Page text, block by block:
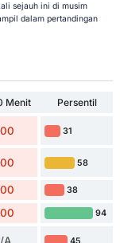
sejauh ini di musim
dalam pertandingan
Menit
Persentil
31
58
38
94
45